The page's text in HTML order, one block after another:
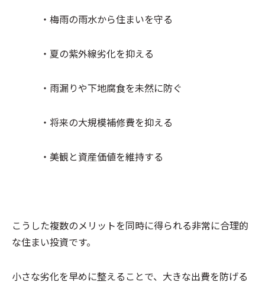
・梅雨の雨水から住まいを守る
・夏の紫外線劣化を抑える
・雨漏りや下地腐食を未然に防ぐ
・将来の大規模補修費を抑える
・美観と資産価値を維持する
こうした複数のメリットを同時に得られる非常に合理的
な住まい投資です。
小さな劣化を早めに整えることで、大きな出費を防げる